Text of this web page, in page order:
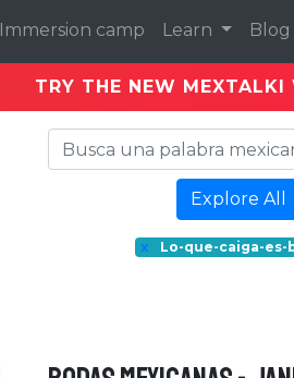
Immersion camp Learn Blog
TRY THE NEW MEXTALKI
Explore All
x Lo-que-caiga-es-